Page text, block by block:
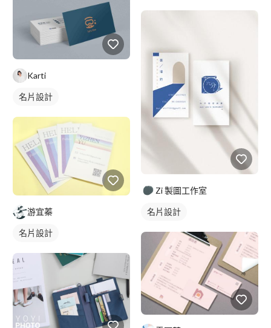
Karti
名片設計
游宜蓁
名片設計
Zi 製圖工作室
名片設計